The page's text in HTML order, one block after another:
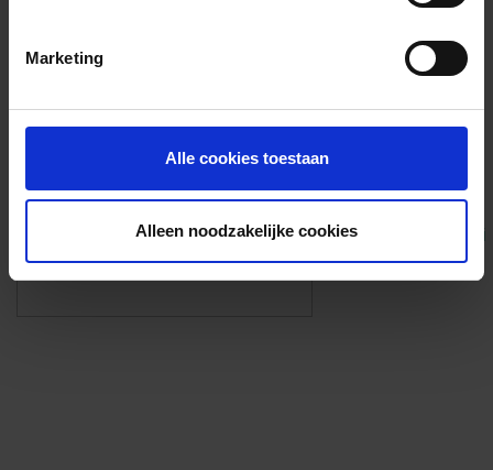
Marketing
Alle cookies toestaan
Alleen noodzakelijke cookies
Foto’s ({{photos.length}})
Eigen foto’s